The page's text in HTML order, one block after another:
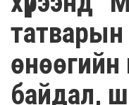
өнөөгийн
байдал,